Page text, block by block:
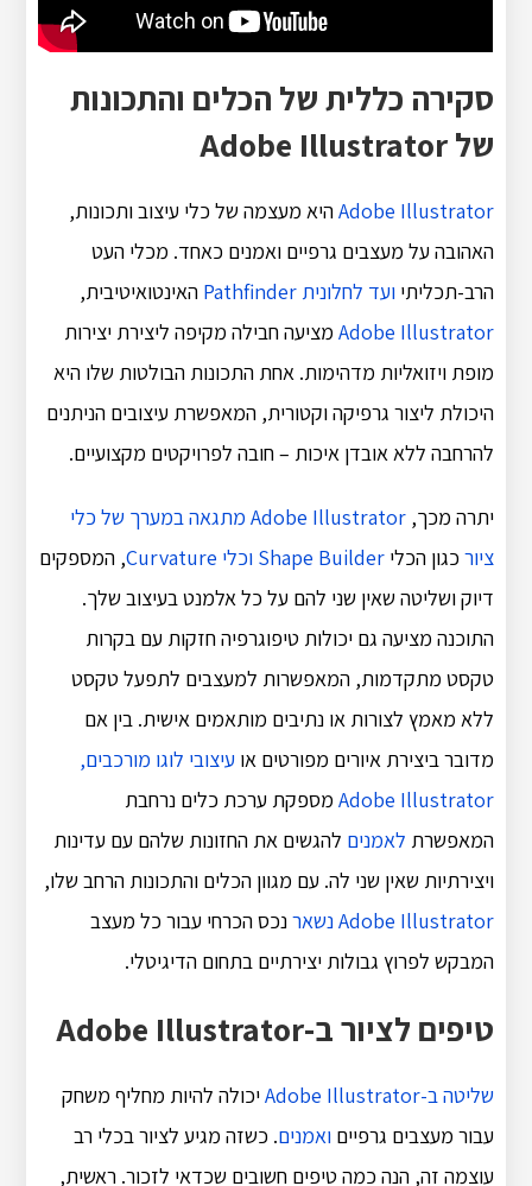
סקירה כללית של הכלים והתכונות
של Adobe Illustrator
Adobe Illustratorהיא מעצמה של כלי עיצוב ותכונות,
האהובה על מעצבים גרפיים ואמנים כאחד. מכלי העט
הרב-תכליתיועד לחלונית Pathfinder
האינטואיטיבית,
Adobe Illustrator מציעה חבילה מקיפה ליצירת יצירות
מופת ויזואליות מדהימות. אחת התכונות הבולטות שלו היא
היכולת ליצור גרפיקה וקטורית, המאפשרת עיצובים הניתנים
להרחבה ללא אובדן איכות – חובה לפרויקטים מקצועיים.
יתרה מכך,
Adobe Illustrator מתגאה במערך של כלי
ציור כגון הכליShape Builder וכלי Curvature
, המספקים
דיוק ושליטה שאין שני להם על כל אלמנט בעיצוב שלך.
התוכנה מציעה גם יכולות טיפוגרפיה חזקות עם בקרות
טקסט מתקדמות, המאפשרות למעצבים לתפעל טקסט
ללא מאמץ לצורות או נתיבים מותאמים אישית. בין אם
מדובר ביצירת איורים מפורטים או עיצובי לוגו מורכבים,
Adobe Illustrator מספקת ערכת כלים נרחבת
המאפשרת לאמנים להגשים את החזונות שלהם עם עדינות
ויצירתיות שאין שני לה. עם מגוון הכלים והתכונות הרחב שלו,
Adobe Illustrator נשאר
נכס הכרחי עבור כל מעצב
המבקש לפרוץ גבולות יצירתיים בתחום הדיגיטלי.
טיפים לציור ב-Adobe Illustrator
שליטה ב-Adobe Illustrator
יכולה להיות מחליף משחק
עבור מעצבים גרפייםואמנים. כשזה מגיע לציור בכלי רב
עוצמה זה, הנה כמה טיפים חשובים שכדאי לזכור. ראשית,